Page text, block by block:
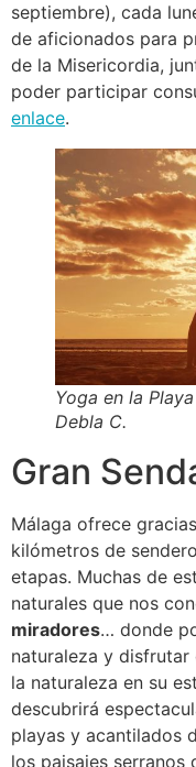
septiembre), cada
de aficionados para
de la Misericordia,
poder participar
enlace.
Yoga en la
Debla C.
Gran
Málaga ofrece
kilómetros de
etapas. Muchas de
naturales que nos
miradores… donde
naturaleza y
la naturaleza en su
descubrirá
playas y acantilados
los paisajes serranos